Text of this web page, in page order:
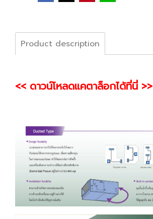
Product description
<< ดาวน์โหลดแคตาล็อกได้ที่นี่ >>